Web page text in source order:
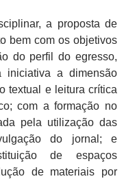
a proposta de
bem com os objetivos
do perfil do egresso,
iniciativa a dimensão
textual e leitura crítica
com a formação no
pela utilização das
do jornal; e
de espaços
de materiais por